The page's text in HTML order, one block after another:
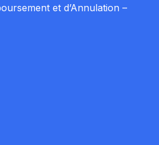
et d’Annulation –